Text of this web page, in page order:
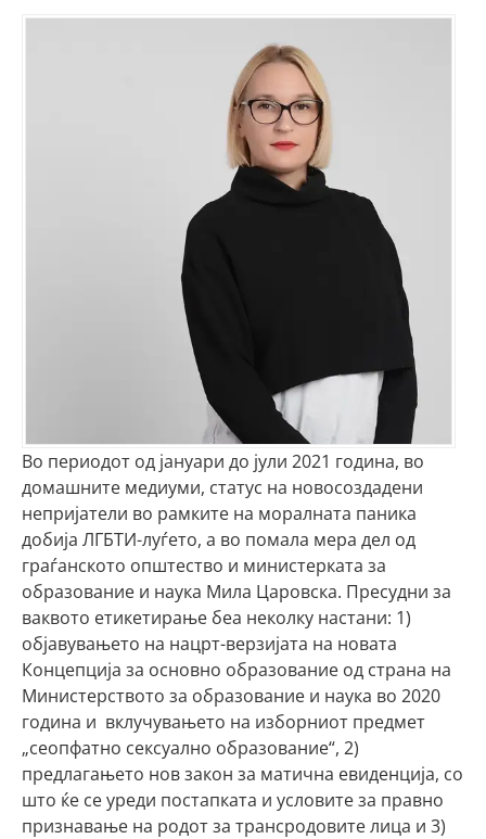
Во периодот од јануари до јули 2021 година, во
домашните медиуми, статус на новосоздадени
непријатели во рамките на моралната паника
добија ЛГБТИ-луѓето, а во помала мера дел од
граѓанското општество и министерката за
образование и наука Мила Царовска. Пресудни за
ваквото етикетирање беа неколку настани: 1)
објавувањето на нацрт-верзијата на новата
Концепција за основно образование од страна на
Министерството за образование и наука во 2020
година и вклучувањето на изборниот предмет
„сеопфатно сексуално образование“, 2)
предлагањето нов закон за матична евиденција, со
што ќе се уреди постапката и условите за правно
признавање на родот за трансродовите лица и 3)